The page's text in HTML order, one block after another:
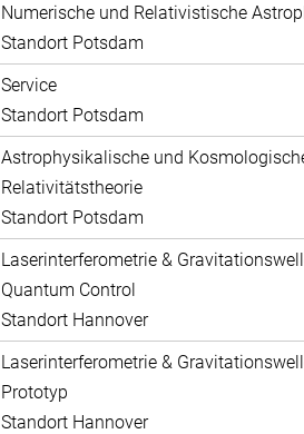
Numerische und Relativistische
Standort Potsdam
Service
Standort Potsdam
Astrophysikalische und
Relativitätstheorie
Standort Potsdam
Laserinterferometrie &
Quantum Control
Standort Hannover
Laserinterferometrie &
Prototyp
Standort Hannover